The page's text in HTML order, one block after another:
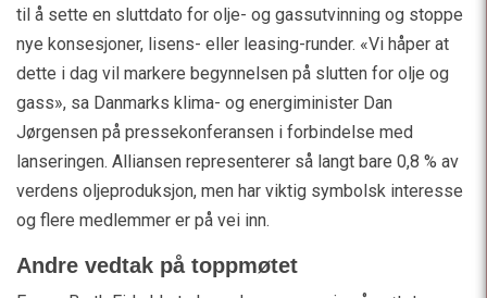
til å sette en sluttdato for olje- og gassutvinning og stoppe
nye konsesjoner, lisens- eller leasing-runder. «Vi håper at
dette i dag vil markere begynnelsen på slutten for olje og
gass», sa Danmarks klima- og energiminister Dan
Jørgensen på pressekonferansen i forbindelse med
lanseringen. Alliansen representerer så langt bare 0,8 % av
verdens oljeproduksjon, men har viktig symbolsk interesse
og flere medlemmer er på vei inn.
Andre vedtak på toppmøtet